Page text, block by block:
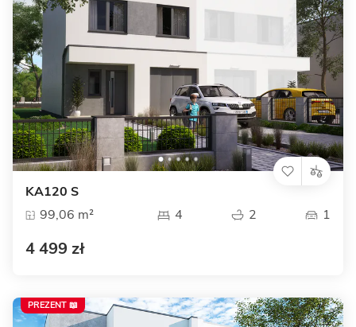
KA120 S
99,06 m²
4 2 1
4 499 zł
PREZENT 📖